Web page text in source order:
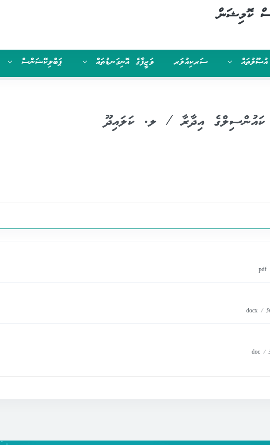
ކޮމިޝަން
އުޞޫލުތައް ސަރކިއުލަރ ވަޒީފާގެ އޮނިގަނޑުތައް ޕަބްލިކޭޝަންސް
ކައުންސިލްގެ އިދާރާ / ލ. ކަލައިދޫ
pdf
docx /
doc /